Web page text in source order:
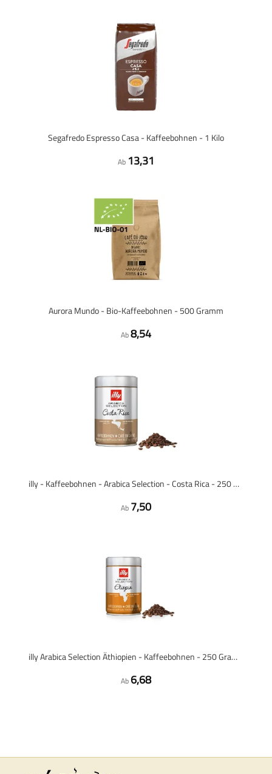
Segafredo Espresso Casa - Kaffeebohnen - 1 Kilo
Ab 13,31
Aurora Mundo - Bio-Kaffeebohnen - 500 Gramm
Ab8,54
illy - Kaffeebohnen - Arabica Selection - Costa Rica - 250 Gramm
Ab 7,50
illy Arabica Selection Äthiopien - Kaffeebohnen - 250 Gramm
Ab 6,68